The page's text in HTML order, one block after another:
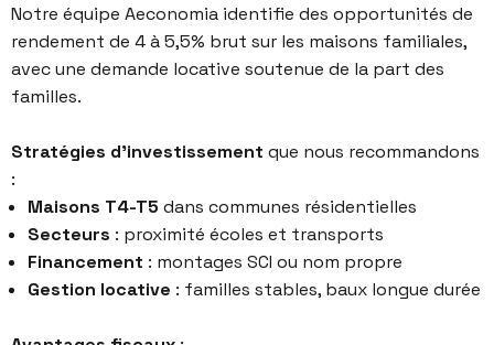
Notre équipe Aeconomia identifie des opportunités de
rendement de 4 à 5,5% brut sur les maisons familiales,
avec une demande locative soutenue de la part des
familles.
Stratégies d’investissement que nous recommandons
:
Maisons T4-T5 dans communes résidentielles
Secteurs : proximité écoles et transports
Financement : montages SCI ou nom propre
Gestion locative : familles stables, baux longue durée